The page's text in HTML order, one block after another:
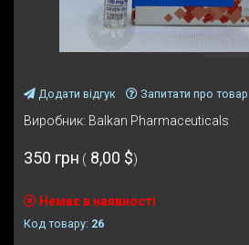
Додати відгук Запитати про товар
Виробник: Balkan Pharmaceuticals
350 грн ( 8,00 $)
Немає в наявності
Код товару: 26